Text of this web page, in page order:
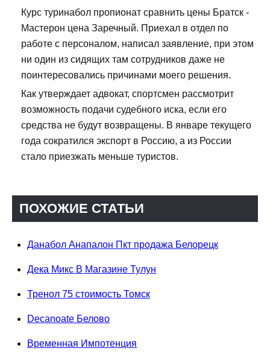
Курс туринабол пропионат сравнить цены Братск -
Мастерон цена Заречный. Приехал в отдел по
работе с персоналом, написал заявление, при этом
ни один из сидящих там сотрудников даже не
поинтересовались причинами моего решения.
Как утверждает адвокат, спортсмен рассмотрит
возможность подачи судебного иска, если его
средства не будут возвращены. В январе текущего
года сократился экспорт в Россию, а из России
стало приезжать меньше туристов.
ПОХОЖИЕ СТАТЬИ
Данабол Анапалон Пкт продажа Белорецк
Дека Микс В Магазине Тулун
Тренол 75 стоимость Томск
Decanoate Белово
Временная Импотенция